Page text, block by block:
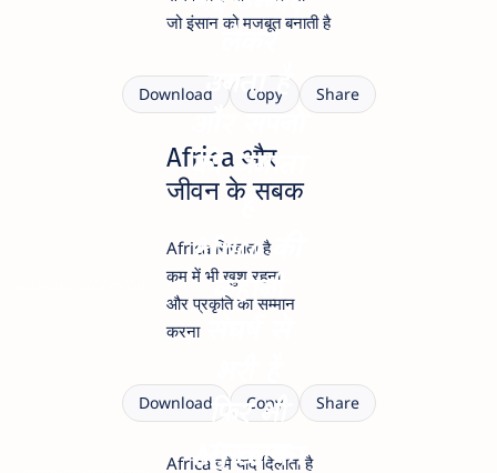
जो इंसान को मजबूत बनाती है
लेकर
उगता है
और सपनों
को जगाता
है
Download Copy Share
Africa और
जीवन के सबक
Africa सिखाता है
कम में भी खुश रहना
और प्रकृति का सम्मान
करना
Africa की
कहानी
भरी है
फिर भी
मुस्कान
Download Copy Share
Africa हमें याद दिलाता है
Africa का